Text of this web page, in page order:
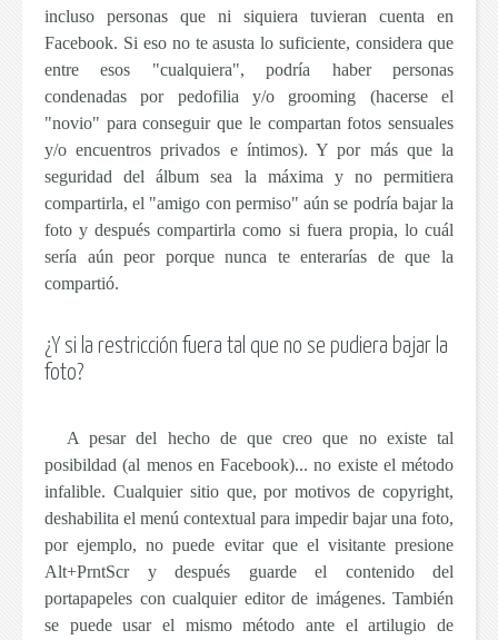
incluso personas que ni siquiera tuvieran cuenta en
Facebook. Si eso no te asusta lo suficiente, considera que
entre esos "cualquiera", podría haber personas
condenadas por pedofilia y/o grooming (hacerse el
"novio" para conseguir que le compartan fotos sensuales
y/o encuentros privados e íntimos). Y por más que la
seguridad del álbum sea la máxima y no permitiera
compartirla, el "amigo con permiso" aún se podría bajar la
foto y después compartirla como si fuera propia, lo cuál
sería aún peor porque nunca te enterarías de que la
compartió.
¿Y si la restricción fuera tal que no se pudiera bajar la
foto?
A pesar del hecho de que creo que no existe tal
posibildad (al menos en Facebook)...no existe el método
infalible. Cualquier sitio que, por motivos de copyright,
deshabilita el menú contextual para impedir bajar una foto,
por ejemplo, no puede evitar que el visitante presione
Alt+PrntScry después guarde el contenido del
portapapeles con cualquier editor de imágenes. También
se puede usar el mismo método ante el artilugio de